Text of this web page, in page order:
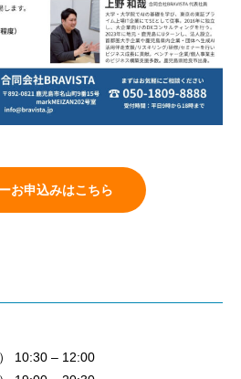
お申込みはこちら
10:30 – 12:00